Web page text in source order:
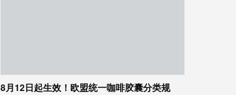
8月12日起生效！欧盟统一咖啡胶囊分类规